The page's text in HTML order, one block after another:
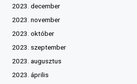
2023. december
2023. november
2023. október
2023. szeptember
2023. augusztus
2023. április